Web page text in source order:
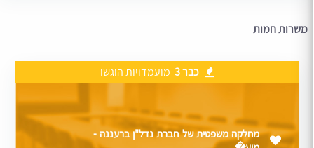
משרות חמות
כבר 3 מועמדויות הוגשו
מחלקה משפטית של חברת נדל"ן ברעננה -